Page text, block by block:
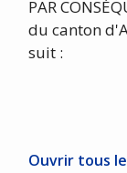
PAR
du canton
suit :
Ouvrir tous